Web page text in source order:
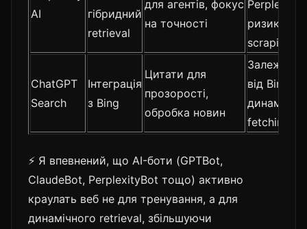
AI
гібридний
retrieval
для агентів, фокус
на точності
ризики
scraping
ChatGPT
Search
Інтеграція
з Bing
Цитати для
прозорості,
обробка новин
від
fetching
⚡ Я впевнений, що AI-боти (GPTBot,
ClaudeBot, PerplexityBot тощо) активно
краулать веб не для тренування, а для
динамічного retrieval, збільшуючи